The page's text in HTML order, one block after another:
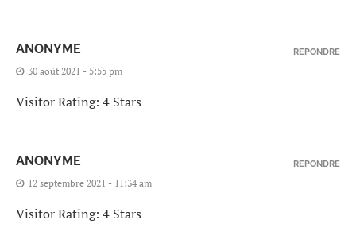
ANONYME
30 août 2021 - 5:55 pm
Visitor Rating: 4 Stars
REPONDRE
ANONYME
12 septembre 2021 - 11:34 am
Visitor Rating: 4 Stars
REPONDRE